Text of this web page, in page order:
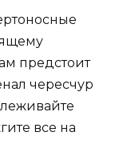
предстоит
чересчур
все на